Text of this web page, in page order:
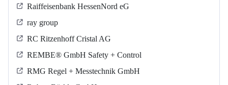
Raiffeisenbank HessenNord eG
ray group
RC Ritzenhoff Cristal AG
REMBE® GmbH Safety + Control
RMG Regel + Messtechnik GmbH